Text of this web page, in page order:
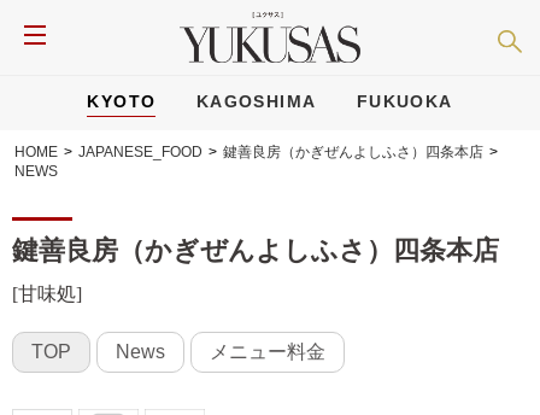
KYOTO KAGOSHIMA FUKUOKA
HOME > JAPANESE_FOOD > 鍵善良房（かぎぜんよしふさ）四条本店 >
NEWS
鍵善良房（かぎぜんよしふさ）四条本店
[甘味処]
TOP News メニュー料金